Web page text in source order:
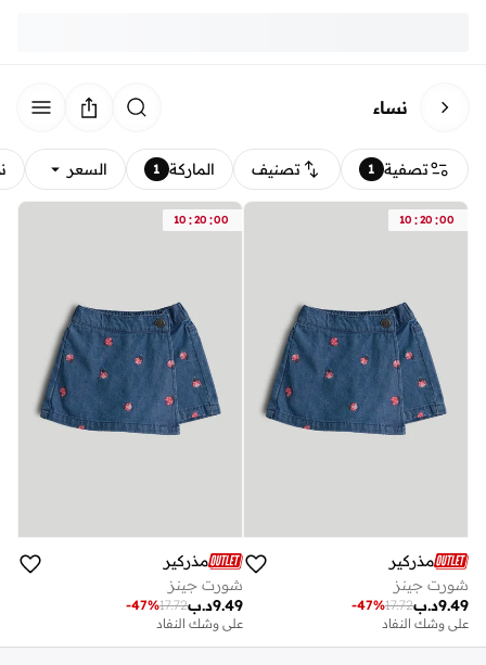
نساء
تصفية 1 تصنيف الماركة 1 السعر
10 :20 :00
مذركير
شورت جينز
د.ب9.49
17.72
-47%
على وشك النفاد
10 :20 :00
مذركير
شورت جينز
د.ب9.49
17.72
-47%
على وشك النفاد